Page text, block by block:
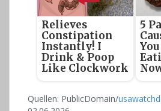
Relieves
Constipation
Instantly! I
Drink & Poop
Like Clockwork
5
Quellen: PublicDomain/